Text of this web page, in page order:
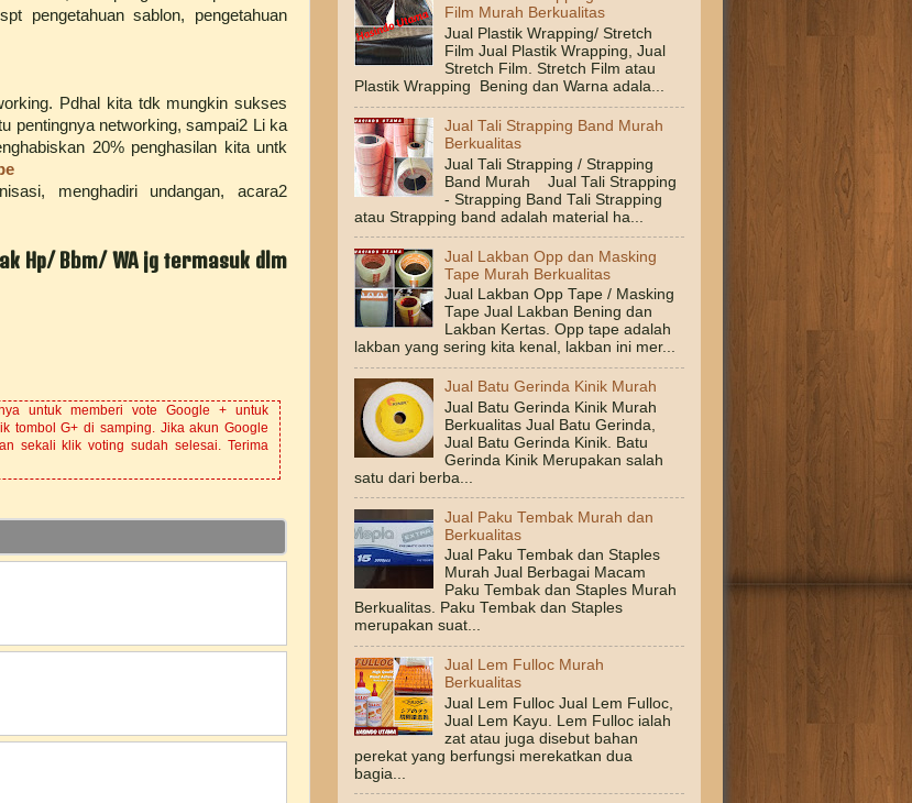
pengetahuan sablon, pengetahuan
Pdhal kita tdk mungkin sukses
pentingnya networking, sampai2 Li ka
20% penghasilan kita untk
menghadiri undangan, acara2
Hp/ Bbm/ WA jg termasuk dlm
untuk memberi vote Google + untuk
tombol G+ di samping. Jika akun Google
sekali klik voting sudah selesai. Terima
Film Murah Berkualitas
Jual Plastik Wrapping/ Stretch
Film Jual Plastik Wrapping, Jual
Stretch Film. Stretch Film atau
Plastik Wrapping Bening dan Warna adala...
Jual Tali Strapping Band Murah
Berkualitas
Jual Tali Strapping / Strapping
Band Murah Jual Tali Strapping
- Strapping Band Tali Strapping
atau Strapping band adalah material ha...
Jual Lakban Opp dan Masking
Tape Murah Berkualitas
Jual Lakban Opp Tape / Masking
Tape Jual Lakban Bening dan
Lakban Kertas. Opp tape adalah
lakban yang sering kita kenal, lakban ini mer...
Jual Batu Gerinda Kinik Murah
Jual Batu Gerinda Kinik Murah
Berkualitas Jual Batu Gerinda,
Jual Batu Gerinda Kinik. Batu
Gerinda Kinik Merupakan salah
satu dari berba...
Jual Paku Tembak Murah dan
Berkualitas
Jual Paku Tembak dan Staples
Murah Jual Berbagai Macam
Paku Tembak dan Staples Murah
Berkualitas. Paku Tembak dan Staples
merupakan suat...
Jual Lem Fulloc Murah
Berkualitas
Jual Lem Fulloc Jual Lem Fulloc,
Jual Lem Kayu. Lem Fulloc ialah
zat atau juga disebut bahan
perekat yang berfungsi merekatkan dua
bagia...